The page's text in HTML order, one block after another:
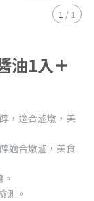
1 / 1
油1入＋
，適合滷燉，美
適合燉滷，美食
測。